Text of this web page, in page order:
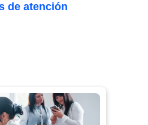
de atención